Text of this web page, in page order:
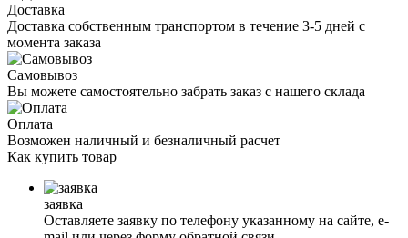
Доставка
Доставка собственным транспортом в течение 3-5 дней с
момента заказа
Самовывоз
Вы можете самостоятельно забрать заказ с нашего склада
Оплата
Возможен наличный и безналичный расчет
Как купить товар
заявка
Оставляете заявку по телефону указанному на сайте, е-